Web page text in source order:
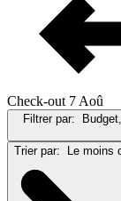
Check-out 7 Aoû
Filtrer par:
Trier par:
Le moins